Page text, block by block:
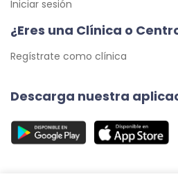
Iniciar sesión
¿Eres una Clínica o
Regístrate como clínica
Descarga nuestra